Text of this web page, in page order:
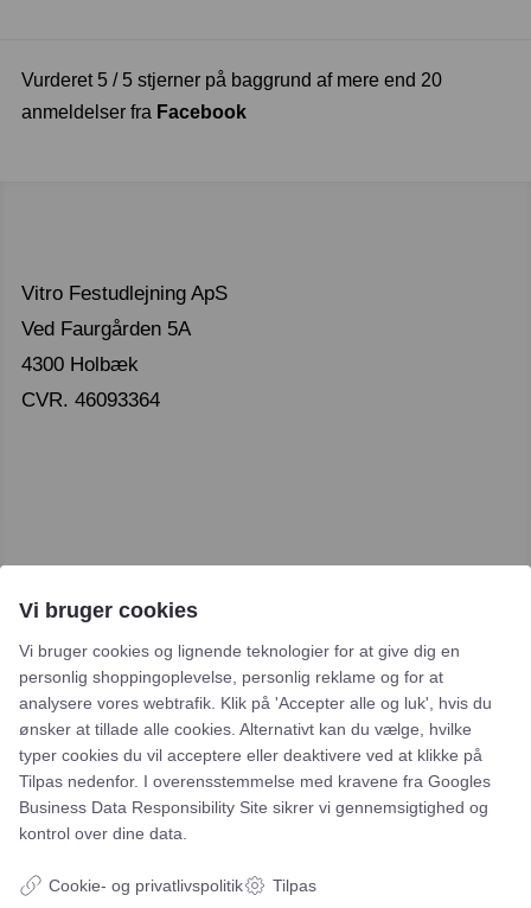
Vurderet 5 / 5 stjerner på baggrund af mere end 20
anmeldelser fra Facebook
Vitro Festudlejning ApS
Ved Faurgården 5A
4300 Holbæk
CVR. 46093364
Cookie- og privatlivspolitik
Typiske spørgsmål
Inspiration
Manualer
Samarbejdspartnere
Vi bruger cookies
Vi bruger cookies og lignende teknologier for at give dig en
personlig shoppingoplevelse, personlig reklame og for at
analysere vores webtrafik. Klik på 'Accepter alle og luk', hvis du
ønsker at tillade alle cookies. Alternativt kan du vælge, hvilke
typer cookies du vil acceptere eller deaktivere ved at klikke på
Tilpas nedenfor. I overensstemmelse med kravene fra Googles
Business Data Responsibility Site sikrer vi gennemsigtighed og
kontrol over dine data.
Cookie- og privatlivspolitik Tilpas